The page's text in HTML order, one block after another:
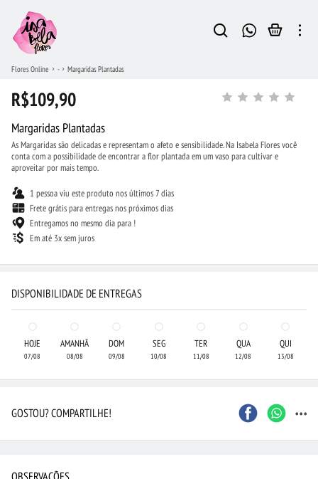
Flores Online - Margaridas Plantadas
R$109,90
Margaridas Plantadas
As Margaridas são delicadas e representam o afeto e sensibilidade. Na Isabela Flores você
conta com a possibilidade de encontrar a flor plantada em um vaso para cultivar e
aproveitar por mais tempo.
1 pessoa viu este produto nos últimos 7 dias
Frete grátis para entregas nos próximos dias
Entregamos no mesmo dia para !
Em até 3x sem juros
DISPONIBILIDADE DE ENTREGAS
HOJE
07/08
AMANHÃ
08/08
DOM
09/08
SEG
10/08
TER
11/08
QUA
12/08
QUI
13/08
GOSTOU? COMPARTILHE! ...
OBSERVAÇÕES